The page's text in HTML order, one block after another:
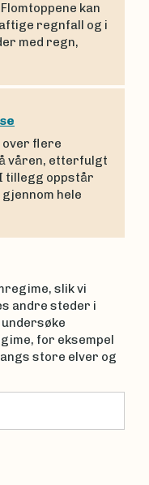
kan
regnfall og i
med regn,
over flere
våren, etterfulgt
tillegg oppstår
hele
slik vi
andre steder i
for eksempel
store elver og